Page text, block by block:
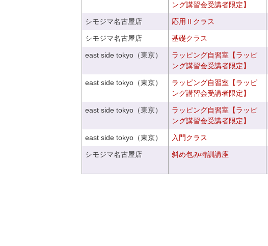
ング講習会受講者限定】
シモジマ名古屋店 応用Ⅱクラス
シモジマ名古屋店 基礎クラス
east side tokyo（東京）
ラッピング自習室【ラッピ
ング講習会受講者限定】
east side tokyo（東京）
ラッピング自習室【ラッピ
ング講習会受講者限定】
east side tokyo（東京）
ラッピング自習室【ラッピ
ング講習会受講者限定】
east side tokyo（東京） 入門クラス
シモジマ名古屋店 斜め包み特訓講座